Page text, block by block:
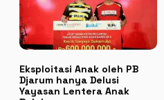
Eksploitasi Anak oleh PB
Djarum hanya Delusi
Yayasan Lentera Anak